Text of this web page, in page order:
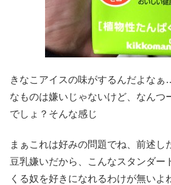
きなこアイスの味がするんだよな
なものは嫌いじゃないけど、なんつ
でしょ？そんな感じ
まぁこれは好みの問題でね、前述し
豆乳嫌いだから、こんなスタンダー
くる奴を好きになれるわけが無いよ